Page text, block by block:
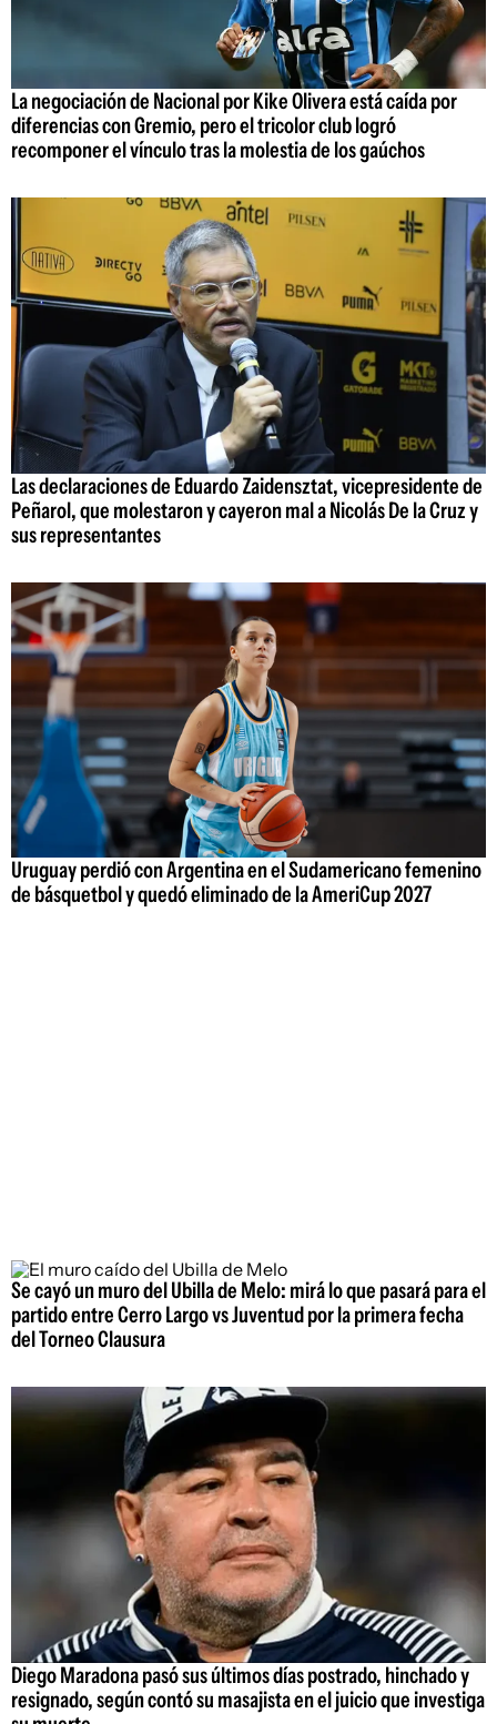
La negociación de Nacional por Kike Olivera está caída por
diferencias con Gremio, pero el tricolor club logró
recomponer el vínculo tras la molestia de los gaúchos
Las declaraciones de Eduardo Zaidensztat, vicepresidente de
Peñarol, que molestaron y cayeron mal a Nicolás De la Cruz y
sus representantes
Uruguay perdió con Argentina en el Sudamericano femenino
de básquetbol y quedó eliminado de la AmeriCup 2027
Se cayó un muro del Ubilla de Melo: mirá lo que pasará para el
partido entre Cerro Largo vs Juventud por la primera fecha
del Torneo Clausura
Diego Maradona pasó sus últimos días postrado, hinchado y
resignado, según contó su masajista en el juicio que investiga